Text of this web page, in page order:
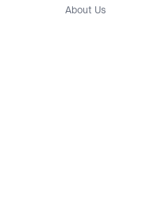
About Us